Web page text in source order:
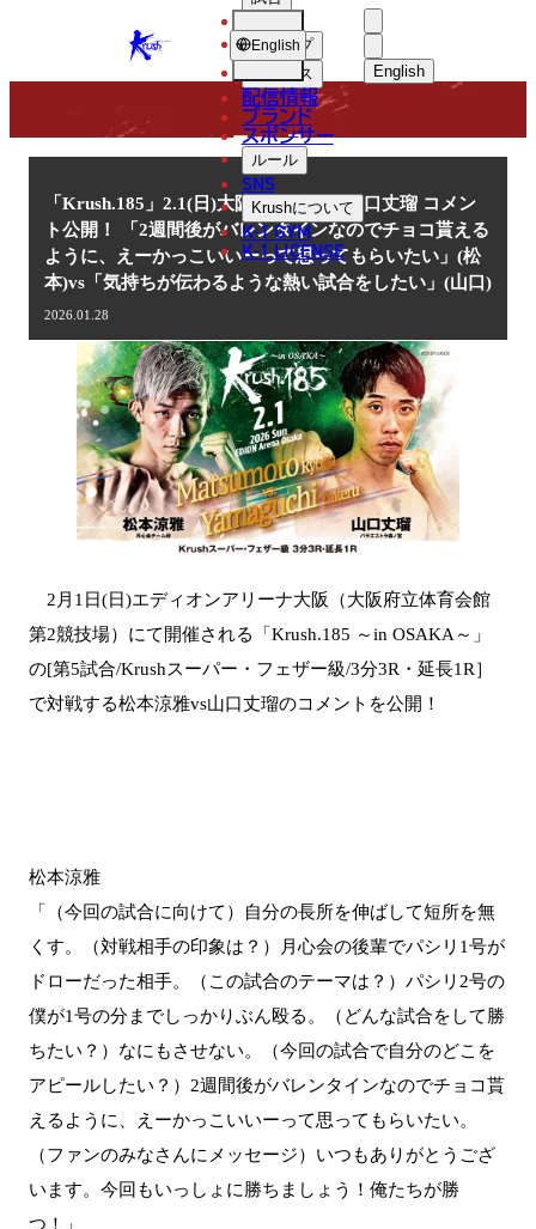
KRUSH English
中文（简体
中文（繁體
ไทย
ショップ
ニュース
配信情報
ブランド
スポンサー
ルール
SNS
Krushについて
K-1 GYM
K-1 LICENSE
English
NEWS
ニュース
「Krush.185」2.1(日)大阪 松本涼雅vs山口丈瑠 コメン
ト公開！ 「2週間後がバレンタインなのでチョコ貰える
ように、えーかっこいいーって思ってもらいたい」(松
本)vs「気持ちが伝わるような熱い試合をしたい」(山口)
2026.01.28
2月1日(日)エディオンアリーナ大阪（大阪府立体育会館
第2競技場）にて開催される「Krush.185 ～in OSAKA～」
の[第5試合/Krushスーパー・フェザー級/3分3R・延長1R］
で対戦する松本涼雅vs山口丈瑠のコメントを公開！
松本涼雅
「（今回の試合に向けて）自分の長所を伸ばして短所を無
くす。（対戦相手の印象は？）月心会の後輩でパシリ1号が
ドローだった相手。（この試合のテーマは？）パシリ2号の
僕が1号の分までしっかりぶん殴る。（どんな試合をして勝
ちたい？）なにもさせない。（今回の試合で自分のどこを
アピールしたい？）2週間後がバレンタインなのでチョコ貰
えるように、えーかっこいいーって思ってもらいたい。
（ファンのみなさんにメッセージ）いつもありがとうござ
います。今回もいっしょに勝ちましょう！俺たちが勝
つ！」